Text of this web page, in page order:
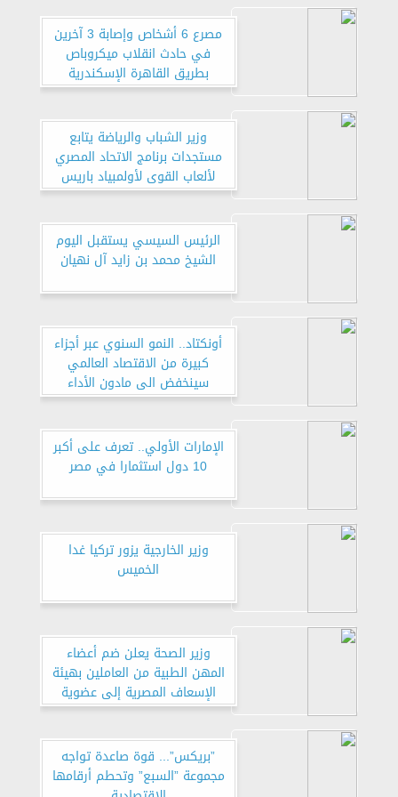
مصرع 6 أشخاص وإصابة 3 آخرين
في حادث انقلاب ميكروباص
بطريق القاهرة الإسكندرية
الصحراوي
وزير الشباب والرياضة يتابع
مستجدات برنامج الاتحاد المصري
لألعاب القوى لأولمبياد باريس
2024
الرئيس السيسي يستقبل اليوم
الشيخ محمد بن زايد آل نهيان
أونكتاد.. النمو السنوي عبر أجزاء
كبيرة من الاقتصاد العالمي
سينخفض الى مادون الأداء
المسجل قبل الوباء
الإمارات الأولي.. تعرف على أكبر
10 دول استثمارا في مصر
وزير الخارجية يزور تركيا غدا
الخميس
وزير الصحة يعلن ضم أعضاء
المهن الطبية من العاملين بهيئة
الإسعاف المصرية إلى عضوية
صندوق التعويض عن مخاطر
”بريكس”... قوة صاعدة تواجه
مجموعة ”السبع” وتحطم أرقامها